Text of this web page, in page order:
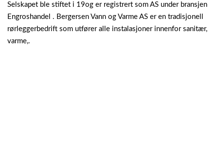
Selskapet ble stiftet i 19og er registrert som AS under bransjen
Engroshandel . Bergersen Vann og Varme AS er en tradisjonell
rørleggerbedrift som utfører alle instalasjoner innenfor sanitær,
varme,.